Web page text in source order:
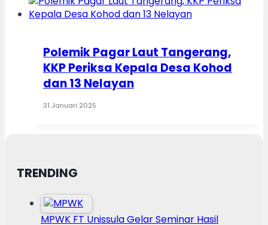
Polemik Pagar Laut Tangerang,
KKP Periksa Kepala Desa Kohod
dan 13 Nelayan
31 Januari 2025
TRENDING
MPWK FT Unissula Gelar Seminar Hasil